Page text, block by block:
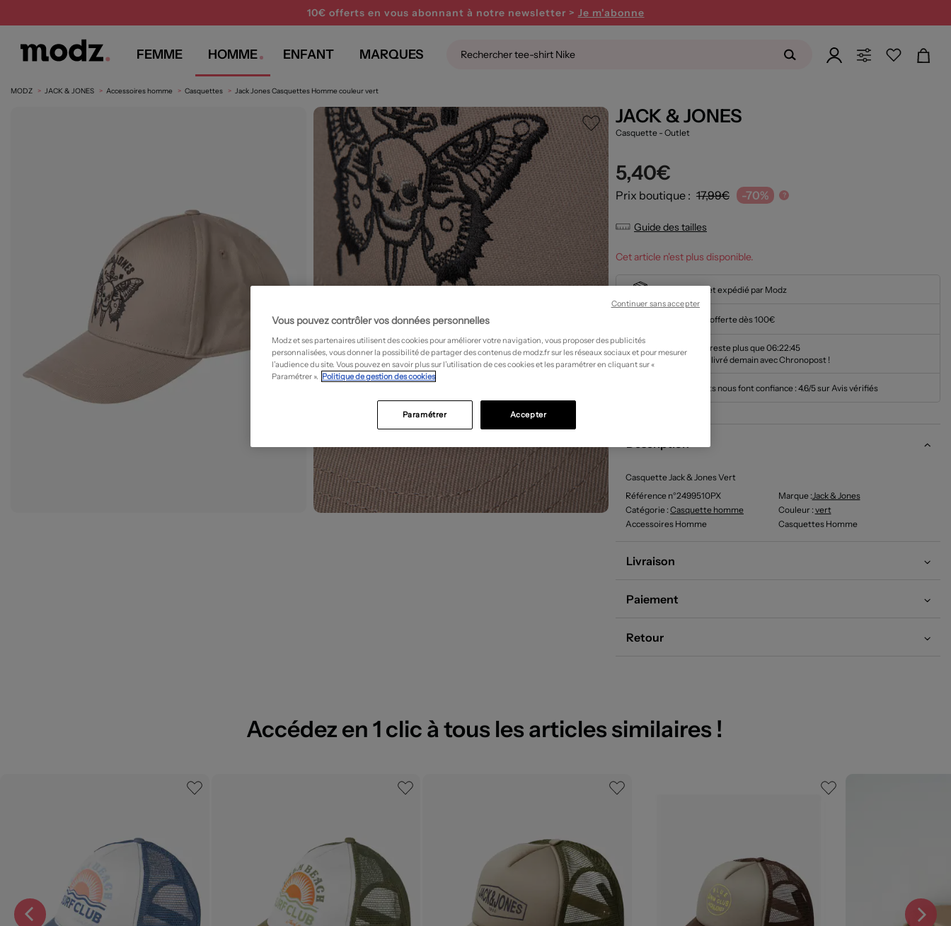
10€ offerts en vous abonnant à notre newsletter > Je m'abonne
FEMME HOMME ENFANT MARQUES
MODZ JACK & JONES Accessoires homme Casquettes Jack Jones Casquettes Homme couleur vert
JACK & JONES
Casquette - Outlet
5,40€
Prix boutique : 17,99€ -70% ?
Guide des tailles
Cet article n'est plus disponible.
En stock et expédié par Modz
Livraison offerte dès 100€
Il ne vous reste plus que06:22:44
pour être livré demain avec Chronopost !
Nos clients nous font confiance : 4.6/5 sur Avis vérifiés
Description
Casquette Jack & Jones Vert
Référence n°2499510PX
Marque :Jack & Jones
Catégorie : Casquette homme Couleur : vert
Accessoires Homme
Casquettes Homme
Livraison
Paiement
Retour
Accédez en 1 clic à tous les articles similaires !
Vous pouvez contrôler vos données personnelles
Modz et ses partenaires utilisent des cookies pour améliorer votre navigation, vous proposer des publicités
personnalisées, vous donner la possibilité de partager des contenus de modz.fr sur les réseaux sociaux et pour mesurer
l’audience du site. Vous pouvez en savoir plus sur l’utilisation de ces cookies et les paramétrer en cliquant sur «
Paramétrer ». Politique de gestion des cookies
Accepter
Paramétrer
Continuer sans accepter